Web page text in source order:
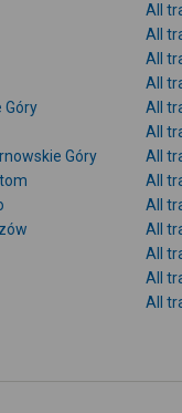
All
All
All
All
Góry
All
All
Góry
All
All
All
All
All
All
All